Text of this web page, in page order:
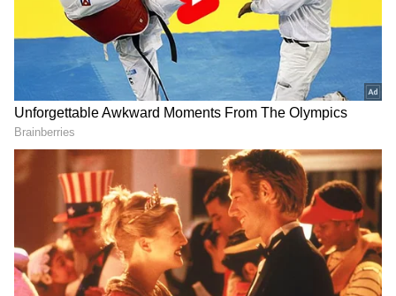
1799కే ల‌భిస్తోంది.
గూగుల్‌లో ఆసక్తికరమైన సమాచారం కోసం ఏసియానెట్ తెలుగు
ను మీ ఫ్రిఫర్డ్ సోర్స్ గా ఎంచుకోండి